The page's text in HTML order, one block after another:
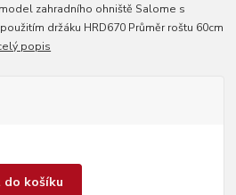
zahradního ohniště Salome s
držáku HRD670 Průměr roštu 60cm
popis
do košíku